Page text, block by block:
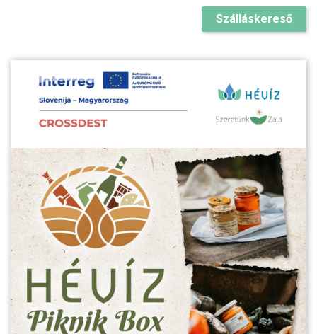
Szálláskereső